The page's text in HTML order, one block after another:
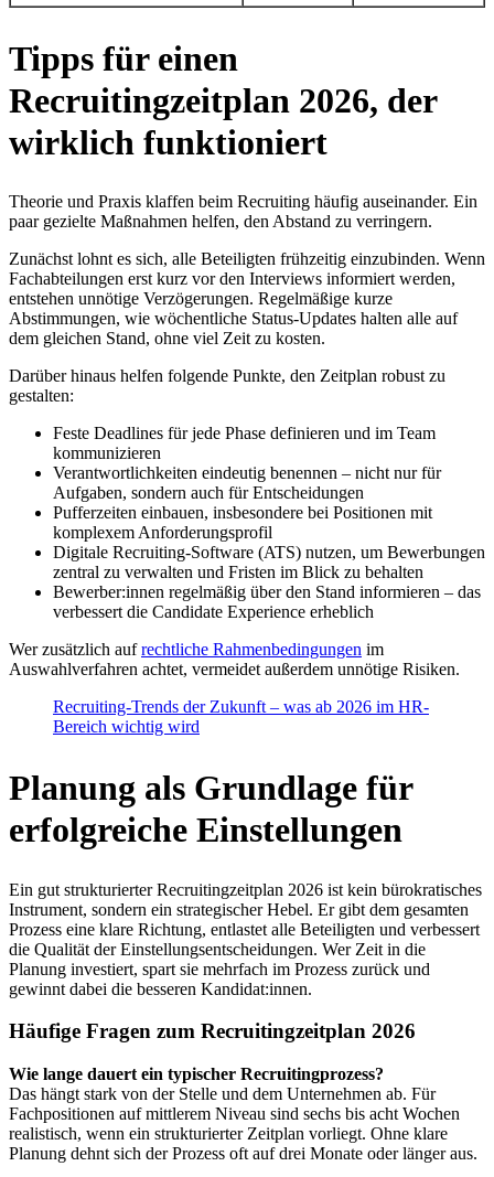
Tipps für einen
Recruitingzeitplan 2026, der
wirklich funktioniert
Theorie und Praxis klaffen beim Recruiting häufig auseinander. Ein
paar gezielte Maßnahmen helfen, den Abstand zu verringern.
Zunächst lohnt es sich, alle Beteiligten frühzeitig einzubinden. Wenn
Fachabteilungen erst kurz vor den Interviews informiert werden,
entstehen unnötige Verzögerungen. Regelmäßige kurze
Abstimmungen, wie wöchentliche Status-Updates halten alle auf
dem gleichen Stand, ohne viel Zeit zu kosten.
Darüber hinaus helfen folgende Punkte, den Zeitplan robust zu
gestalten:
Feste Deadlines für jede Phase definieren und im Team
kommunizieren
Verantwortlichkeiten eindeutig benennen – nicht nur für
Aufgaben, sondern auch für Entscheidungen
Pufferzeiten einbauen, insbesondere bei Positionen mit
komplexem Anforderungsprofil
Digitale Recruiting-Software (ATS) nutzen, um Bewerbungen
zentral zu verwalten und Fristen im Blick zu behalten
Bewerber:innen regelmäßig über den Stand informieren – das
verbessert die Candidate Experience erheblich
Wer zusätzlich aufrechtliche Rahmenbedingungen im
Auswahlverfahren achtet, vermeidet außerdem unnötige Risiken.
Recruiting-Trends der Zukunft – was ab 2026 im HR-
Bereich wichtig wird
Planung als Grundlage für
erfolgreiche Einstellungen
Ein gut strukturierter Recruitingzeitplan 2026 ist kein bürokratisches
Instrument, sondern ein strategischer Hebel. Er gibt dem gesamten
Prozess eine klare Richtung, entlastet alle Beteiligten und verbessert
die Qualität der Einstellungsentscheidungen. Wer Zeit in die
Planung investiert, spart sie mehrfach im Prozess zurück und
gewinnt dabei die besseren Kandidat:innen.
Häufige Fragen zum Recruitingzeitplan 2026
Wie lange dauert ein typischer Recruitingprozess?
Das hängt stark von der Stelle und dem Unternehmen ab. Für
Fachpositionen auf mittlerem Niveau sind sechs bis acht Wochen
realistisch, wenn ein strukturierter Zeitplan vorliegt. Ohne klare
Planung dehnt sich der Prozess oft auf drei Monate oder länger aus.